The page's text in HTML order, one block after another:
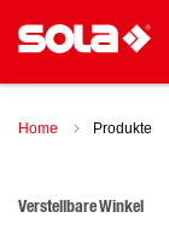
Home Produkte
Verstellbare Winkel